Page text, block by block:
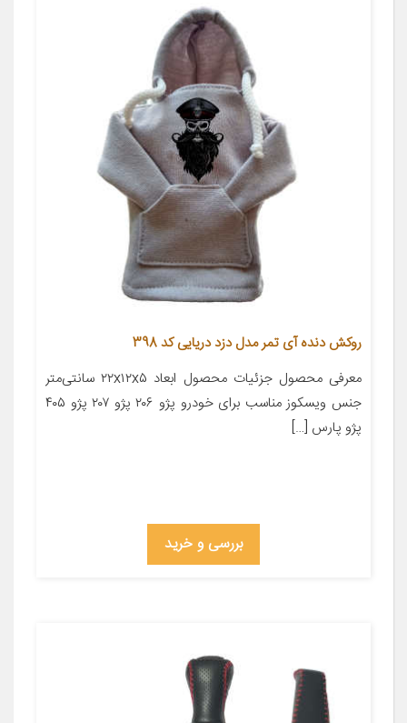
روکش دنده آی تمر مدل دزد دریایی کد 398
معرفی محصول جزئیات محصول ابعاد ۲۲x۱۲x۵ سانتی‌متر
جنس ویسکوز مناسب برای خودرو پژو ۲۰۶ پژو ۲۰۷ پژو ۴۰۵
پژو پارس […]
بررسی و خرید